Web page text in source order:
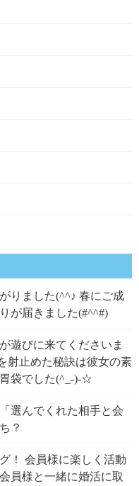
りました(^^♪ 春にご成
が届きました(#^^#)
遊びに来てくださいま
射止めた秘訣は彼女の素
袋でした(^_-)-☆
選んでくれた相手と会
？
！ 会員様に楽しく活動
員様と一緒に婚活に取